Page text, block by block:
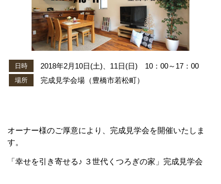
日時 2018年2月10日(土)、11日(日) 10：00～17：00
場所 完成見学会場（豊橋市若松町）
オーナー様のご厚意により、完成見学会を開催いたしま
す。
「幸せを引き寄せる♪ ３世代くつろぎの家」完成見学会